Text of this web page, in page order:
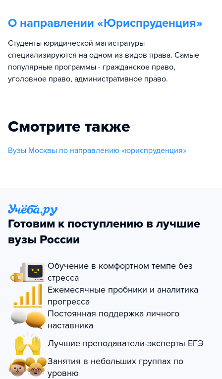
О направлении «Юриспруденция»
Студенты юридической магистратуры
специализируются на одном из видов права. Самые
популярные программы - гражданское право,
уголовное право, административное право.
Смотрите также
Вузы Москвы по направлению «юриспруденция»
Готовим к поступлению в лучшие
вузы России
Обучение в комфортном темпе без
стресса
Ежемесячные пробники и аналитика
прогресса
Постоянная поддержка личного
наставника
Лучшие преподаватели-эксперты ЕГЭ
Занятия в небольших группах по
уровню